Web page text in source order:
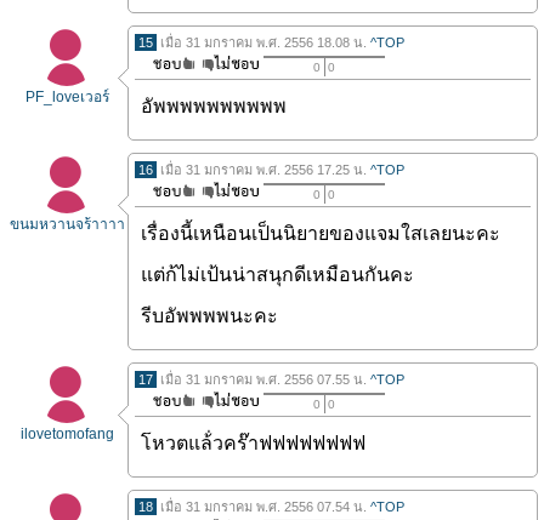
PF_loveเวอร์
15 เมื่อ 31 มกราคม พ.ศ. 2556 18.08 น. ^TOP
0 0
อัพพพพพพพพพพ
ขนมหวานจร้าาาา
16 เมื่อ 31 มกราคม พ.ศ. 2556 17.25 น. ^TOP
0 0
เรื่องนี้เหนือนเป็นนิยายของแจมใสเลยนะคะ
แต่ก้ไม่เป้นน่าสนุกดีเหมือนกันคะ
รีบอัพพพพนะคะ
ilovetomofang
17 เมื่อ 31 มกราคม พ.ศ. 2556 07.55 น. ^TOP
0 0
โหวตแล้่วคร๊าฟฟฟฟฟฟฟฟ
18 เมื่อ 31 มกราคม พ.ศ. 2556 07.54 น. ^TOP